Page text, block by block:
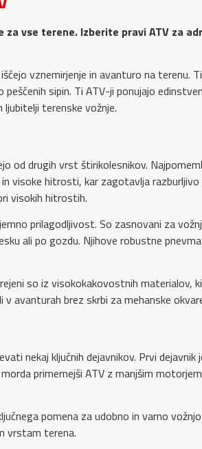
vse terene. Izberite pravi ATV za
vznemirjenje in avanturo na terenu.
sipin. Ti ATV-ji ponujajo
ljubitelji terenske vožnje.
od drugih vrst štirikolesnikov.
visoke hitrosti, kar zagotavlja razburljivo
visokih hitrostih.
prilagodljivost. So zasnovani za
ali po gozdu. Njihove robustne
so iz visokokakovostnih materialov,
avanturah brez skrbi za mehanske
nekaj ključnih dejavnikov. Prvi
primernejši ATV z manjšim
pomena za udobno in varno
vrstam terena.